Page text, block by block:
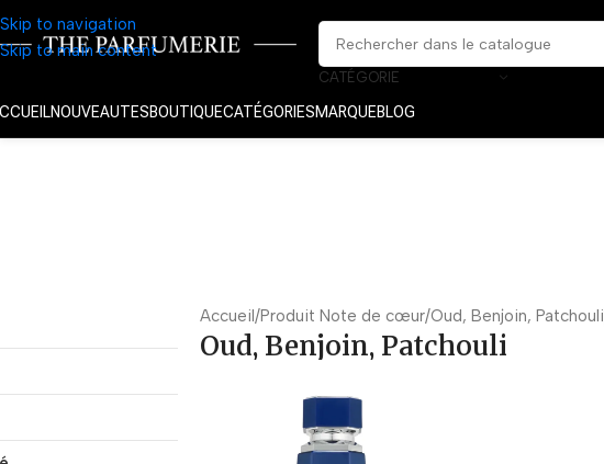
Skip to navigation
Skip to main content
CATÉGORIE
NOUVEAUTESBOUTIQUECATÉGORIESMARQUEBLOG
Accueil Produit Note de cœur Oud, Benjoin, Patchouli
Oud, Benjoin, Patchouli